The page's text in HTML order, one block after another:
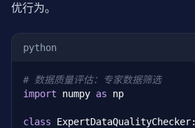
优行为。
python
# 数据质量评估：专家数据筛选
import numpy as np
class ExpertDataQualityChecker: